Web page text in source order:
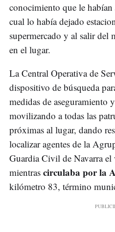
conocimiento que le habían
cual lo había dejado
supermercado y al salir del
en el lugar.
La Central Operativa de
dispositivo de búsqueda
medidas de aseguramiento
movilizando a todas las
próximas al lugar, dando
localizar agentes de la
Guardia Civil de Navarra el
mientras circulaba por la
kilómetro 83, término